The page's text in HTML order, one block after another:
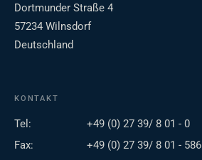
Dortmunder Straße 4
57234 Wilnsdorf
Deutschland
KONTAKT
Tel:
+49 (0) 27 39/ 8 01 - 0
Fax:
+49 (0) 27 39/ 8 01 - 586